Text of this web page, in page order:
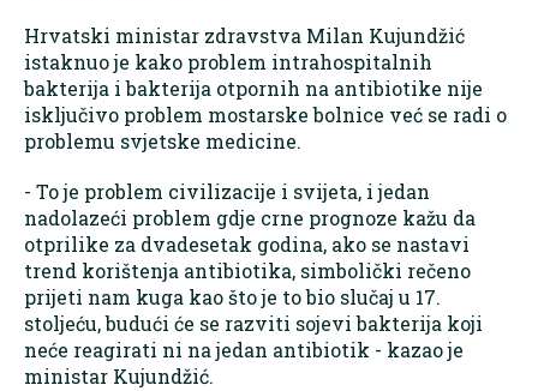
Hrvatski ministar zdravstva Milan Kujundžić
istaknuo je kako problem intrahospitalnih
bakterija i bakterija otpornih na antibiotike nije
isključivo problem mostarske bolnice već se radi o
problemu svjetske medicine.
- To je problem civilizacije i svijeta, i jedan
nadolazeći problem gdje crne prognoze kažu da
otprilike za dvadesetak godina, ako se nastavi
trend korištenja antibiotika, simbolički rečeno
prijeti nam kuga kao što je to bio slučaj u 17.
stoljeću, budući će se razviti sojevi bakterija koji
neće reagirati ni na jedan antibiotik - kazao je
ministar Kujundžić.